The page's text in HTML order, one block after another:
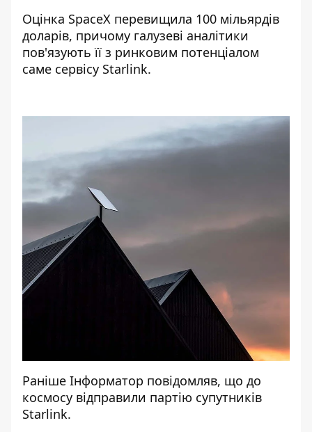
Оцінка SpaceX перевищила 100 мільярдів
доларів, причому галузеві аналітики
пов'язують її з ринковим потенціалом
саме сервісу Starlink.
Раніше Інформатор повідомляв, що до
космосу відправили партію супутників
Starlink.